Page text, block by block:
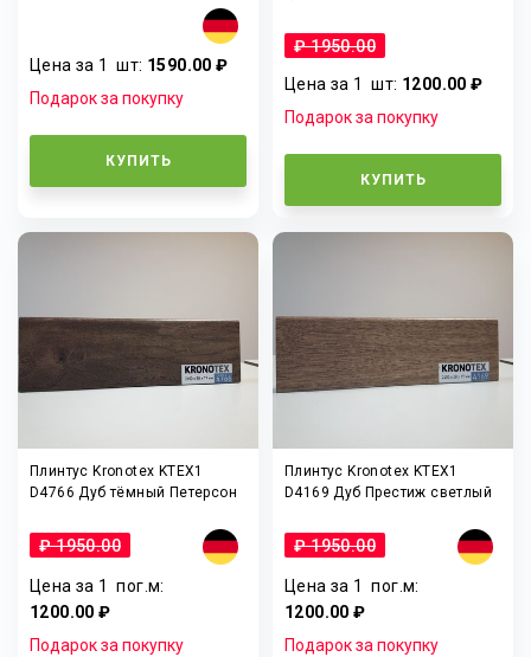
Цена за 1шт: 1590.00 ₽
Подарок за покупку
КУПИТЬ
₽ 1950.00
Цена за 1шт: 1200.00 ₽
Подарок за покупку
КУПИТЬ
Плинтус Kronotex KTEX1
D4766 Дуб тёмный Петерсон
₽ 1950.00
Цена за 1пог.м:
1200.00 ₽
Подарок за покупку
Плинтус Kronotex KTEX1
D4169 Дуб Престиж светлый
₽ 1950.00
Цена за 1пог.м:
1200.00 ₽
Подарок за покупку